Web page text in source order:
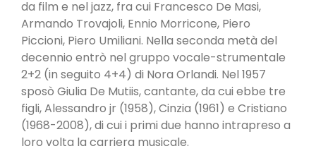
da film e nel jazz, fra cui Francesco De Masi,
Armando Trovajoli, Ennio Morricone, Piero
Piccioni, Piero Umiliani. Nella seconda metà del
decennio entrò nel gruppo vocale-strumentale
2+2 (in seguito 4+4) di Nora Orlandi. Nel 1957
sposò Giulia De Mutiis, cantante, da cui ebbe tre
figli, Alessandro jr (1958), Cinzia (1961) e Cristiano
(1968-2008), di cui i primi due hanno intrapreso a
loro volta la carriera musicale.